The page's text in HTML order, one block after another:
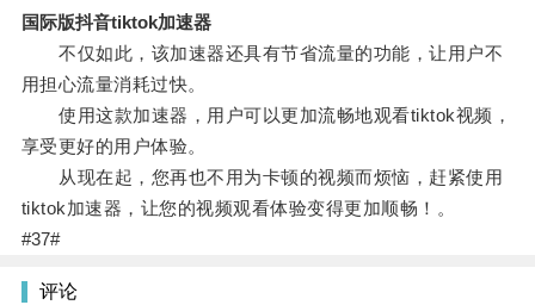
国际版抖音tiktok加速器
不仅如此，该加速器还具有节省流量的功能，让用户不
用担心流量消耗过快。
使用这款加速器，用户可以更加流畅地观看tiktok视频，
享受更好的用户体验。
从现在起，您再也不用为卡顿的视频而烦恼，赶紧使用
tiktok加速器，让您的视频观看体验变得更加顺畅！。
#37#
评论